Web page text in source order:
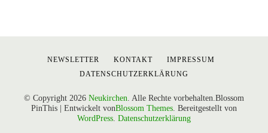
© Copyright 2026 Neukirchen. Alle Rechte vorbehalten.Blossom
PinThis | Entwickelt vonBlossom Themes. Bereitgestellt von
WordPress. Datenschutzerklärung
NEWSLETTER KONTAKT
IMPRESSUM
DATENSCHUTZERKLÄRUNG